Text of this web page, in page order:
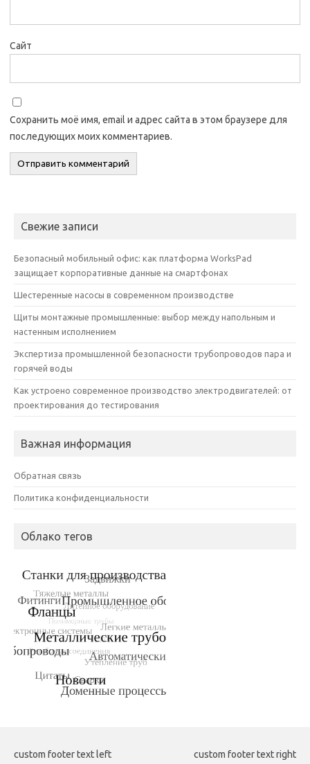
Сайт
Сохранить моё имя, email и адрес сайта в этом браузере для
последующих моих комментариев.
Свежие записи
Безопасный мобильный офис: как платформа WorksPad
защищает корпоративные данные на смартфонах
Шестеренные насосы в современном производстве
Щиты монтажные промышленные: выбор между напольным и
настенным исполнением
Экспертиза промышленной безопасности трубопроводов пара и
горячей воды
Как устроено современное производство электродвигателей: от
проектирования до тестирования
Важная информация
Обратная связь
Политика конфиденциальности
Облако тегов
custom footer text left custom footer text right